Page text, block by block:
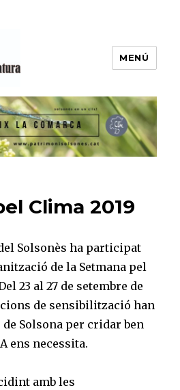
del Solsonès
MENÚ
Clima 2019
Solsonès ha participat
de la Setmana pel
23 al 27 de setembre de
de sensibilització han
Solsona per cridar ben
ens necessita.
amb les